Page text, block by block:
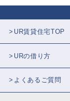
UR賃貸住宅TOP
URの借り方
よくあるご質問